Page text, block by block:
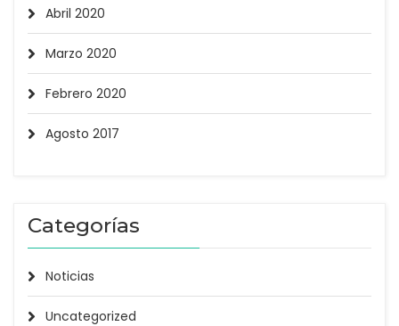
Abril 2020
Marzo 2020
Febrero 2020
Agosto 2017
Categorías
Noticias
Uncategorized